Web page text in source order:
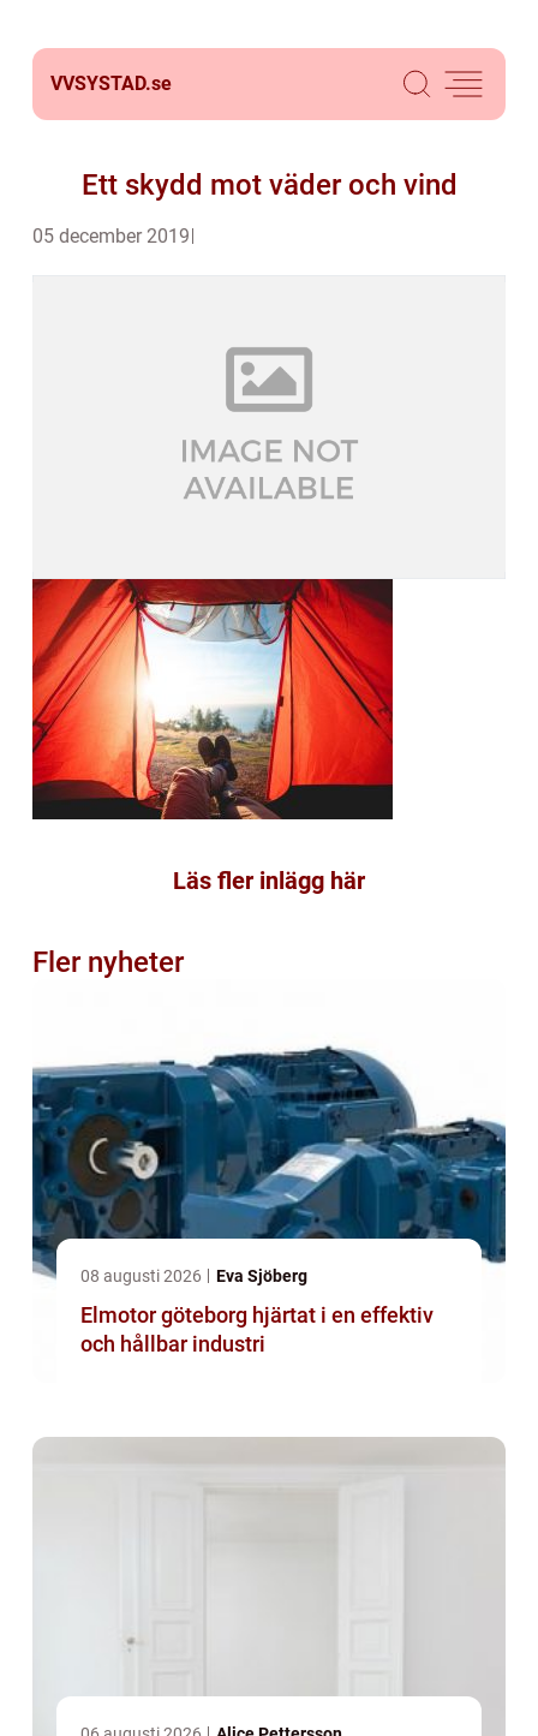
VVSYSTAD.se
Ett skydd mot väder och vind
05 december 2019
Läs fler inlägg här
Fler nyheter
08 augusti 2026 Eva Sjöberg
Elmotor göteborg hjärtat i en effektiv
och hållbar industri